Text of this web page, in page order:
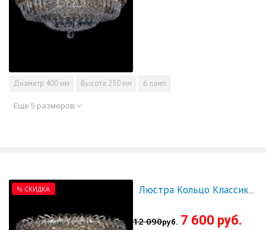
Диаметр 400 мм Высота 250 мм 6 ламп
Еще 5 размеров
% СКИДКА Люстра Кольцо Классика Пластинка 500 мм - СКИДКА!!!
12 090руб. 7 600 руб.